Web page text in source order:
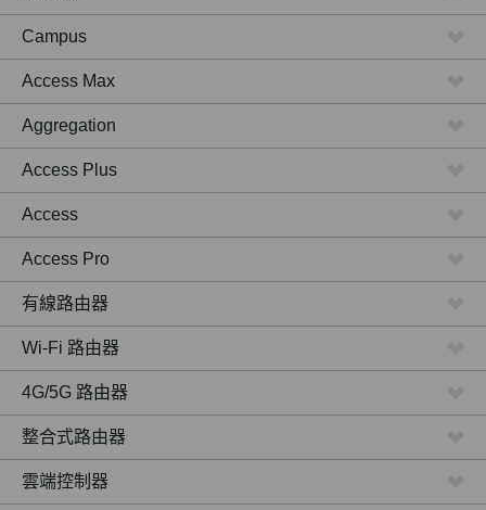
Campus
Access Max
Aggregation
Access Plus
Access
Access Pro
有線路由器
Wi-Fi 路由器
4G/5G 路由器
整合式路由器
雲端控制器